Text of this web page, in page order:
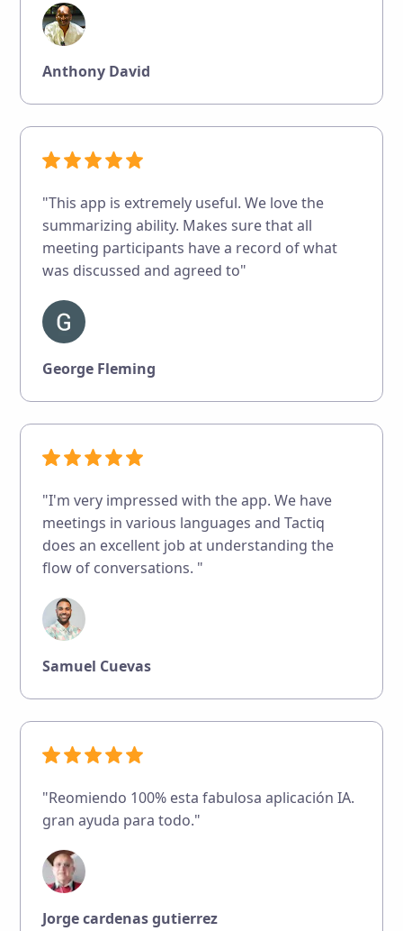
Anthony David
"This app is extremely useful. We love the
summarizing ability. Makes sure that all
meeting participants have a record of what
was discussed and agreed to"
George Fleming
"I'm very impressed with the app. We have
meetings in various languages and Tactiq
does an excellent job at understanding the
flow of conversations. "
Samuel Cuevas
"Reomiendo 100% esta fabulosa aplicación IA.
gran ayuda para todo."
Jorge cardenas gutierrez